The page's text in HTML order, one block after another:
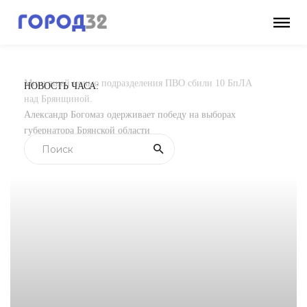
НОВОСТЬ ЧАСА:
Александр Богомаз одерживает победу на выборах
губернатора Брянской области
Минувшей ночью подразделения ПВО сбили 10 БпЛА
над Брянщиной.